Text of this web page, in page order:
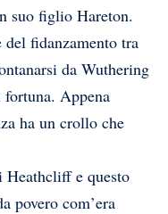
suo figlio Hareton.
fidanzamento tra
da Wuthering
Appena
ha un crollo che
Heathcliff e questo
povero com’era